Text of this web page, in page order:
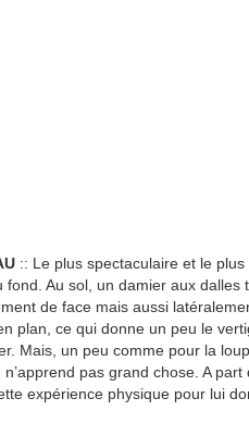
:: Le plus spectaculaire et le
Au sol, un damier aux dalles
de face mais aussi
plan, ce qui donne un peu le
Mais, un peu comme pour la
pas grand chose. A
expérience physique pour lui